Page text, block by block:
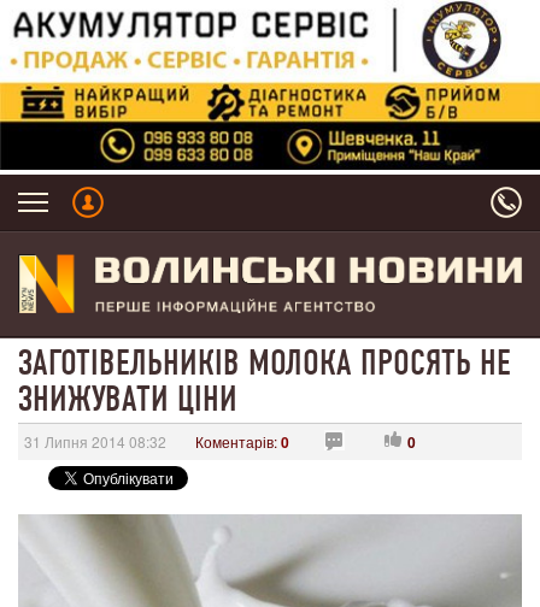
ЗАГОТІВЕЛЬНИКІВ МОЛОКА ПРОСЯТЬ НЕ
ЗНИЖУВАТИ ЦІНИ
31 Липня 2014 08:32 Коментарів:0 0